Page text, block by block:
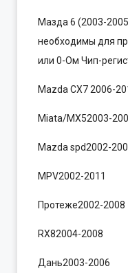
Мазда 6 (2003-
необходимы для
или 0-Ом Чип-
Mazda CX7 2006-
Miata/MX52003-
Mazda spd2002-
MPV2002-2011
Протеже2002-2008
RX82004-2008
Дань2003-2006